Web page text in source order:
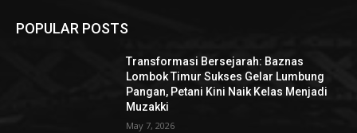
POPULAR POSTS
Transformasi Bersejarah: Baznas
Lombok Timur Sukses Gelar Lumbung
Pangan, Petani Kini Naik Kelas Menjadi
Muzakki
May 7, 2026